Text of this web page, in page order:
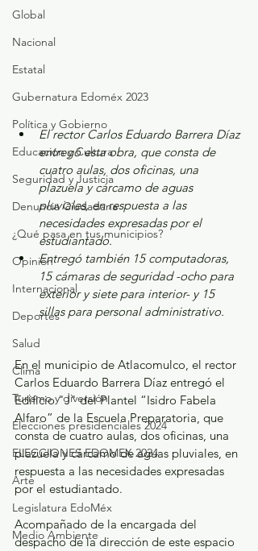
Global
Nacional
Estatal
Gubernatura Edoméx 2023
Política y Gobierno
Educación y Cultura
Seguridad y Justicia
Denuncia Ciudadana
¿Qué pasa en tus municipios?
Opinión
Internacional
Deportes
Salud
Clima
Turismo y diversión
Elecciones presidenciales 2024
ELECCIONES EDOMEX 2024
Arte
Legislatura EdoMéx
Medio Ambiente
El rector Carlos Eduardo Barrera Díaz
entregó esta obra, que consta de
cuatro aulas, dos oficinas, una
plazuela y cárcamo de aguas
pluviales, en respuesta a las
necesidades expresadas por el
estudiantado.
Entregó también 15 computadoras,
15 cámaras de seguridad -ocho para
exterior y siete para interior- y 15
sillas para personal administrativo.
En el municipio de Atlacomulco, el rector
Carlos Eduardo Barrera Díaz entregó el
Edificio "J" del Plantel “Isidro Fabela
Alfaro” de la Escuela Preparatoria, que
consta de cuatro aulas, dos oficinas, una
plazuela y cárcamo de aguas pluviales, en
respuesta a las necesidades expresadas
por el estudiantado.
Acompañado de la encargada del
despacho de la dirección de este espacio